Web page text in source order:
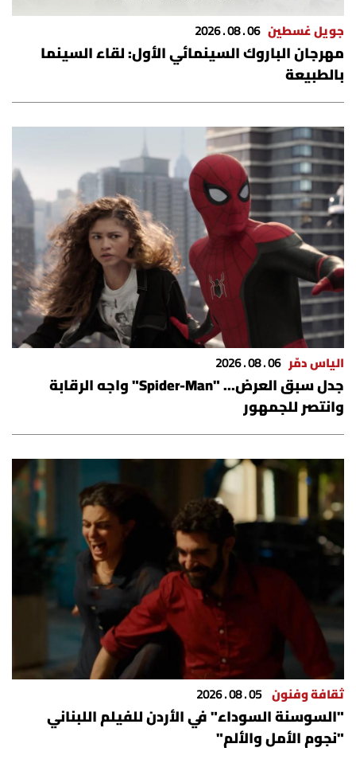
جويل غسطين 06 . 08 . 2026
مهرجان الباروك السينمائي الأول: لقاء السينما
بالطبيعة
الياس دمّر 06 . 08 . 2026
جدل سبق العرض... "Spider-Man" واجه الرقابة
وانتصر للجمهور
ثقافة وفنون 05 . 08 . 2026
"السوسنة السوداء" في الأردن للفيلم اللبناني
"نجوم الأمل والألم"